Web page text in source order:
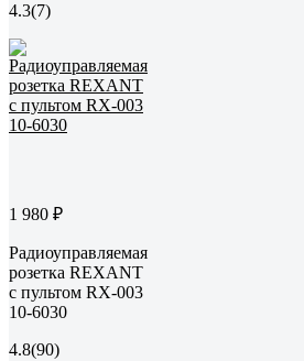
4.3(7)
1 980 ₽
Радиоуправляемая
розетка REXANT
с пультом RX-003
10-6030
4.8(90)